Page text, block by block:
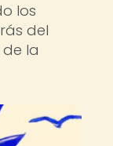
los
del
la